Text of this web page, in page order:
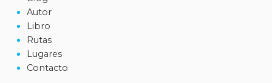
Autor
Libro
Rutas
Lugares
Contacto